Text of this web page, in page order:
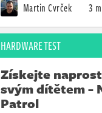
Martin Cvrček 3
HARDWARE TEST
Získejte
svým dítětem -
Patrol